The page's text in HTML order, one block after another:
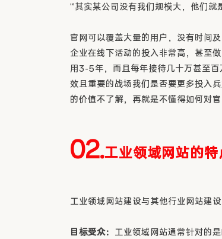
“其实某公司没有我们规模大，他们就
官网可以覆盖大量的用户，没有时间
企业在线下活动的投入非常高，甚至
用3-5年，而且每年接待几十万甚至
效且重要的战场我们是否要更多投入
的价值不了解，再就是不懂得如何对
02.工业领域网站的特
工业领域网站建设与其他行业网站建
目标受众： 工业领域网站通常针对的